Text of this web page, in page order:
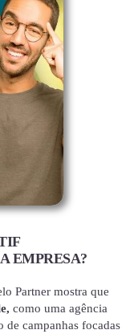
EMPRESA?
Partner mostra que
como uma agência
campanhas focadas